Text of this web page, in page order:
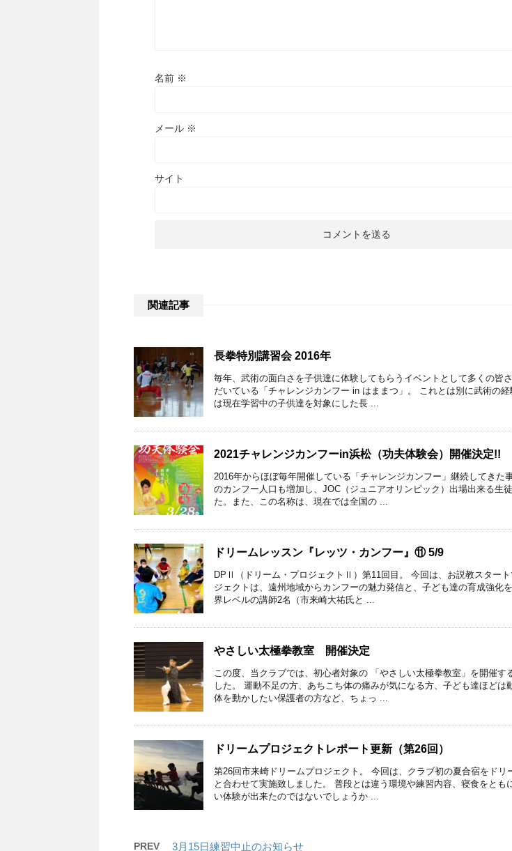
名前 ※
メール ※
サイト
関連記事
長拳特別講習会 2016年
毎年、武術の面白さを子供達に体験してもらうイベントとして多くの皆
だいている「チャレンジカンフー in はままつ」。 これとは別に武術の
は現在学習中の子供達を対象にした長 ...
2021チャレンジカンフーin浜松（功夫体験会）開催決定!!
2016年からほぼ毎年開催している「チャレンジカンフー」継続してきた
のカンフー人口も増加し、JOC（ジュニアオリンピック）出場出来る生
た。また、この名称は、現在では全国の ...
ドリームレッスン『レッツ・カンフー』⑪ 5/9
DPⅡ（ドリーム・プロジェクトⅡ）第11回目。 今回は、お説教スタート
ジェクトは、遠州地域からカンフーの魅力発信と、子ども達の育成強化
界レベルの講師2名（市来崎大祐氏と ...
やさしい太極拳教室 開催決定
この度、当クラブでは、初心者対象の 「やさしい太極拳教室」を開催す
した。 運動不足の方、あちこち体の痛みが気になる方、子ども達ほどは
体を動かしたい保護者の方など、ちょっ ...
ドリームプロジェクトレポート更新（第26回）
第26回市来崎ドリームプロジェクト。 今回は、クラブ初の夏合宿をドリ
と合わせて実施致しました。 普段とは違う環境や練習内容、寝食をとも
い体験が出来たのではないでしょうか ...
PREV 3月15日練習中止のお知らせ